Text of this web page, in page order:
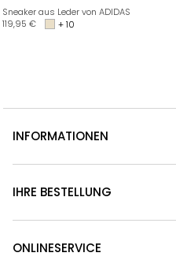
Sneaker aus Leder von ADIDAS
119,95 € + 10
INFORMATIONEN
IHRE BESTELLUNG
ONLINESERVICE